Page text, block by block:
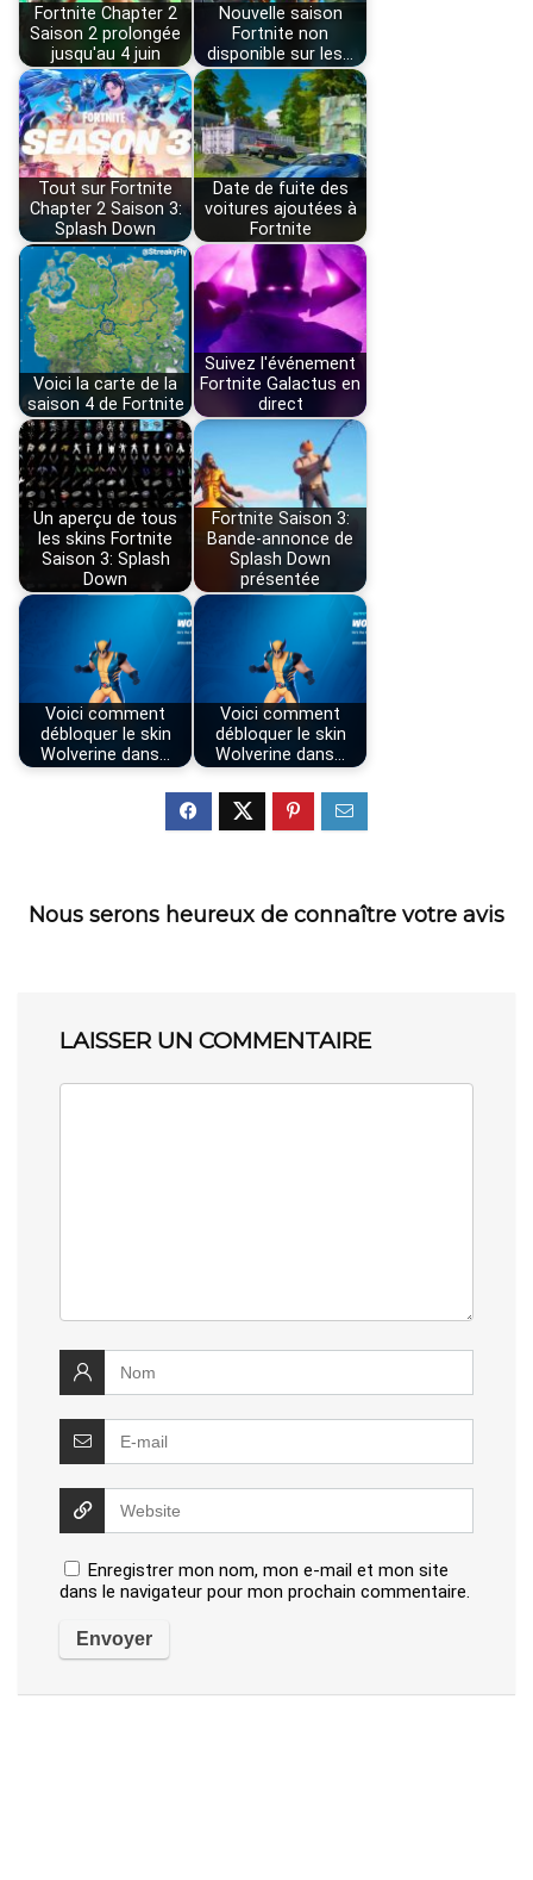
Fortnite Chapter 2
Saison 2 prolongée
jusqu'au 4 juin
Nouvelle saison
Fortnite non
disponible sur les…
Tout sur Fortnite
Chapter 2 Saison 3:
Splash Down
Date de fuite des
voitures ajoutées à
Fortnite
Voici la carte de la
saison 4 de Fortnite
Suivez l'événement
Fortnite Galactus en
direct
Un aperçu de tous
les skins Fortnite
Saison 3: Splash
Down
Fortnite Saison 3:
Bande-annonce de
Splash Down
présentée
Voici comment
débloquer le skin
Wolverine dans…
Voici comment
débloquer le skin
Wolverine dans…
Nous serons heureux de connaître votre avis
LAISSER UN COMMENTAIRE
Enregistrer mon nom, mon e-mail et mon site
dans le navigateur pour mon prochain commentaire.